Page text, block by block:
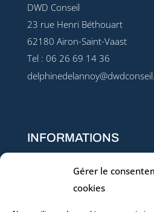
Gérer le
cookies
DWD Conseil
23 rue Henri Béthouart
62180 Airon-Saint-Vaast
Tel : 06 26 69 14 36
INFORMATIONS
Conditions générales de vente
Règlement intérieur